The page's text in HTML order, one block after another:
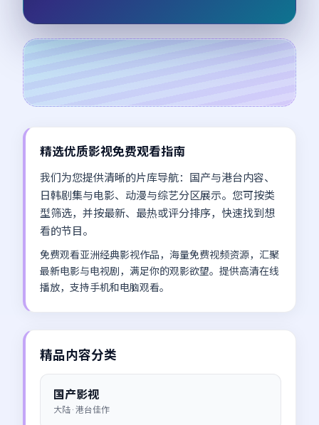
精选优质影视免费观看指南
我们为您提供清晰的片库导航：国产与港台内容、
日韩剧集与电影、动漫与综艺分区展示。您可按类
型筛选，并按最新、最热或评分排序，快速找到想
看的节目。
免费观看亚洲经典影视作品，海量免费视频资源，汇聚
最新电影与电视剧，满足你的观影欲望。提供高清在线
播放，支持手机和电脑观看。
精品内容分类
国产影视
大陆 · 港台佳作